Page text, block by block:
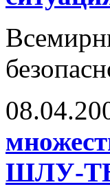
ШЛУ-